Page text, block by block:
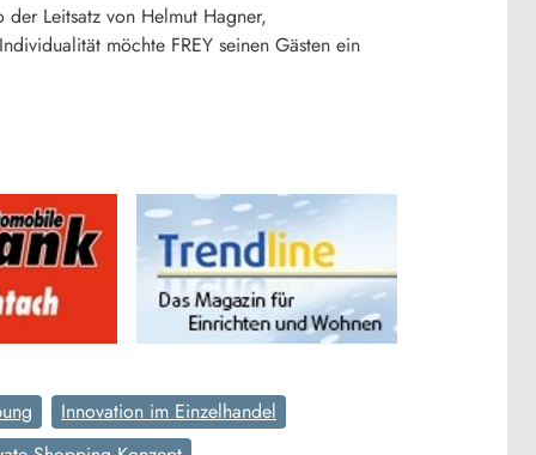
Leitsatz von Helmut Hagner,
möchte FREY seinen Gästen ein
Innovation im Einzelhandel